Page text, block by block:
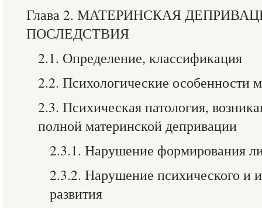
Глава 2. МАТЕРИНСКАЯ
ПОСЛЕДСТВИЯ
2.1. Определение, классификация
2.2. Психологические особенности
2.3. Психическая патология,
полной материнской депривации
2.3.1. Нарушение формирования
2.3.2. Нарушение психического и
развития